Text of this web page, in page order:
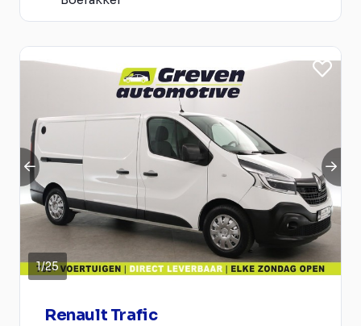
1/25
Renault Trafic